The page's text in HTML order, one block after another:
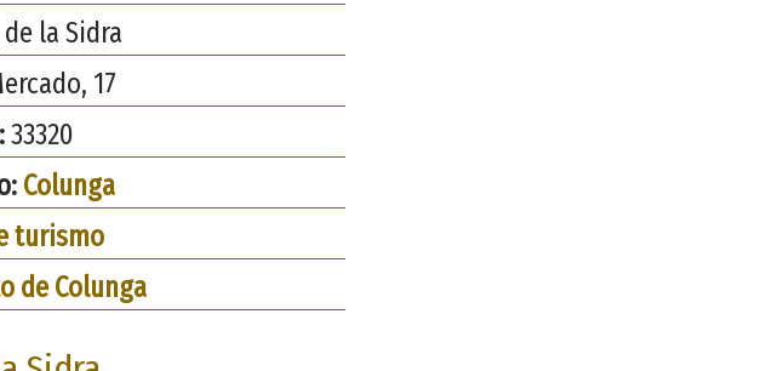
la Sidra
17
33320
Colunga
turismo
de Colunga